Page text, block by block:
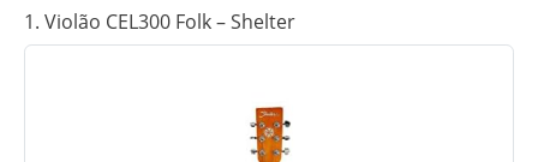
1. Violão CEL300 Folk – Shelter